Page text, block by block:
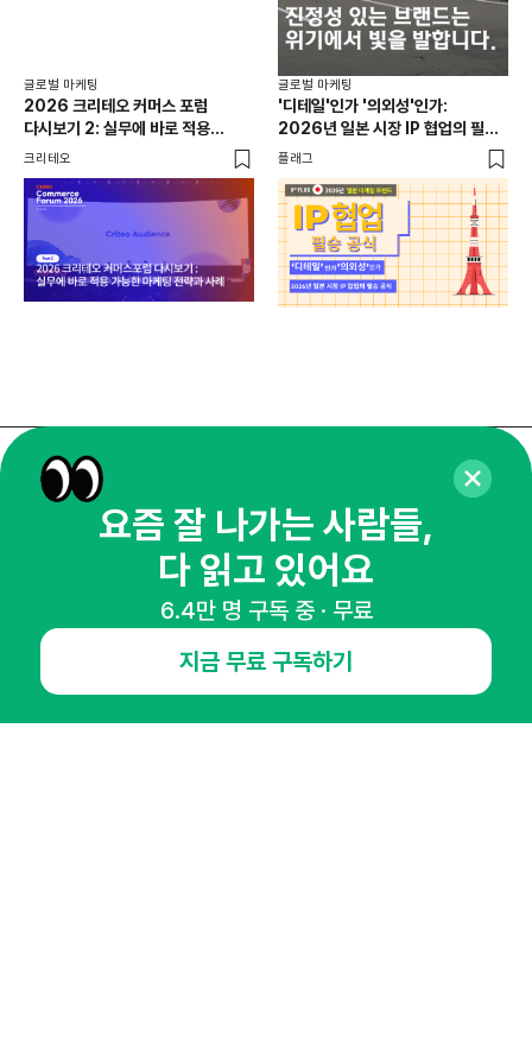
글로벌 마케팅
2026 크리테오 커머스 포럼
다시보기 2: 실무에 바로 적용
가능한 마케팅 전략과 사례
크리테오
글로벌 마케팅
'디테일'인가 '의외성'인가:
2026년 일본 시장 IP 협업의 필승
공식
플래그
매주 화요일 아침,
마케팅 감각을 깨워 드릴게요!
65,043명의 마케터를 성장시키는 뉴스레터
NHN AD
요즘 잘 나가는 사람들,
다 읽고 있어요
6.4만 명 구독 중 · 무료
지금 무료 구독하기